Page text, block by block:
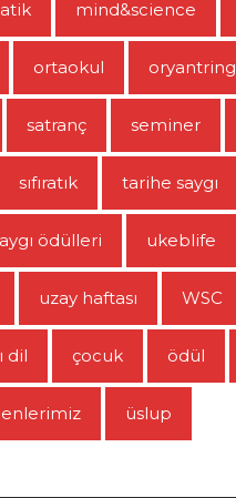
mind&science
ortaokul oryantring
satranç seminer
sıfıratık tarihe saygı
ödülleri ukeblife
uzay haftası WSC
dil çocuk ödül
üslup